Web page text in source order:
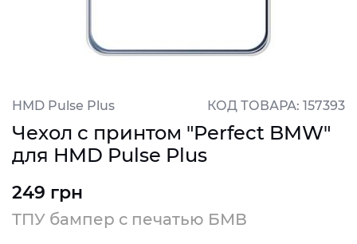
HMD Pulse Plus КОД ТОВАРА: 157393
Чехол с принтом "Perfect BMW"
для HMD Pulse Plus
249 грн
ТПУ бампер с печатью БМВ